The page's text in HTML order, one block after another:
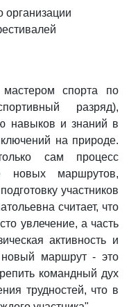
организации
спорта по
разряд),
навыков и знаний в
на природе.
сам процесс
новых маршрутов,
участников
считает, что
увлечение, а часть
активность и
маршрут - это
командный дух
трудностей, что в